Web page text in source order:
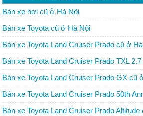
Bán xe hơi cũ ở Hà Nội
Bán xe Toyota cũ ở Hà Nội
Bán xe Toyota Land Cruiser Prado cũ ở
Bán xe Toyota Land Cruiser Prado TXL
Bán xe Toyota Land Cruiser Prado GX cũ
Bán xe Toyota Land Cruiser Prado 50th
Nội
Bán xe Toyota Land Cruiser Prado